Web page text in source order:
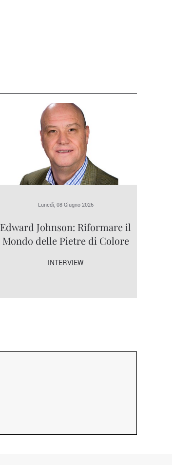
Lunedì, 08 Giugno 2026
Edward Johnson: Riformare il
Mondo delle Pietre di Colore
INTERVIEW